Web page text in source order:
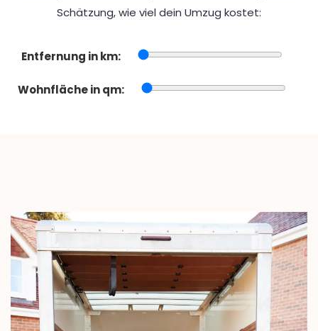
Schätzung, wie viel dein Umzug kostet:
Entfernung in km:
Wohnfläche in qm: